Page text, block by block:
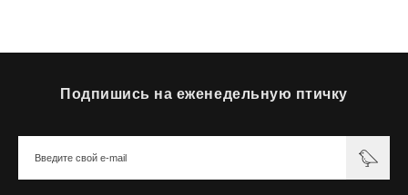
Подпишись на еженедельную птичку